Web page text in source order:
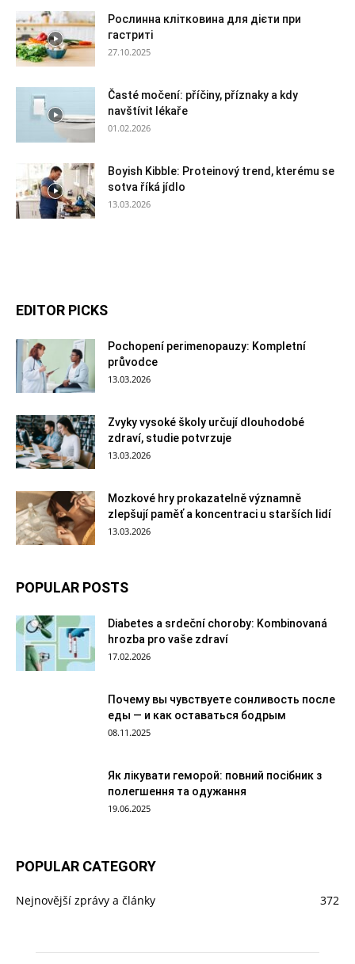
Рослинна клітковина для дієти при
гастриті
27.10.2025
Časté močení: příčiny, příznaky a kdy
navštívit lékaře
01.02.2026
Boyish Kibble: Proteinový trend, kterému se
sotva říká jídlo
13.03.2026
EDITOR PICKS
Pochopení perimenopauzy: Kompletní
průvodce
13.03.2026
Zvyky vysoké školy určují dlouhodobé
zdraví, studie potvrzuje
13.03.2026
Mozkové hry prokazatelně významně
zlepšují paměť a koncentraci u starších lidí
13.03.2026
POPULAR POSTS
Diabetes a srdeční choroby: Kombinovaná
hrozba pro vaše zdraví
17.02.2026
Почему вы чувствуете сонливость после
еды — и как оставаться бодрым
08.11.2025
Як лікувати геморой: повний посібник з
полегшення та одужання
19.06.2025
POPULAR CATEGORY
Nejnovější zprávy a články 372